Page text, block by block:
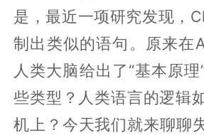
是，最近一项研究发现，
制出类似的语句。原来在
人类大脑给出了“基本原
些类型？人类语言的逻辑
机上？今天我们就来聊聊